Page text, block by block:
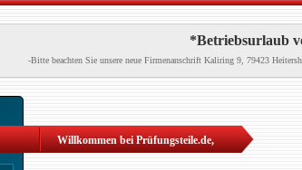
*Betriebsurlaub
-Bitte beachten Sie unsere neue Firmenanschrift Kaliring 9, 79423
Willkommen bei Prüfungsteile.de,